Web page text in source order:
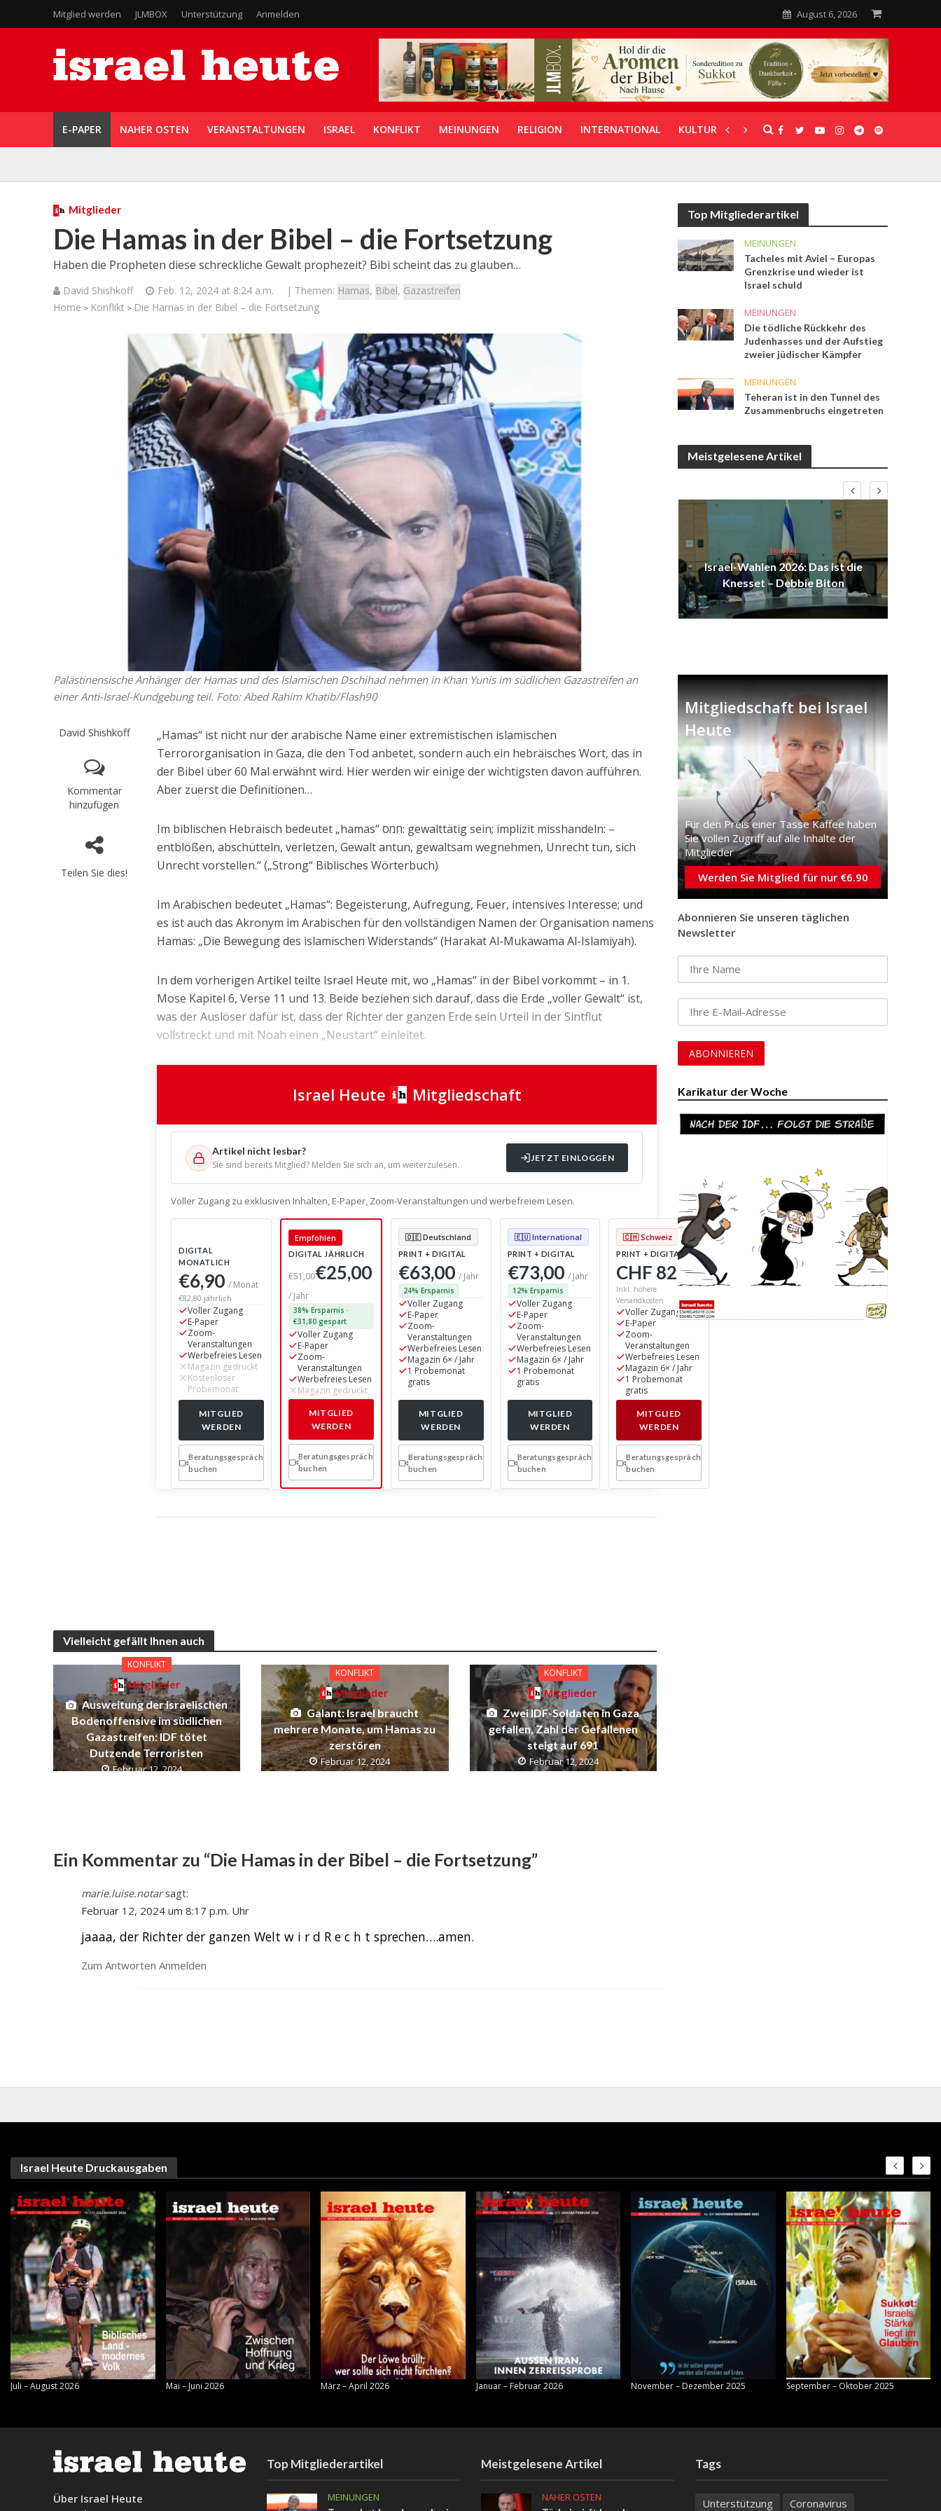
Mitglied werden JLMBOX Unterstützung Anmelden August 6, 2026
E-PAPER NAHER OSTEN VERANSTALTUNGEN ISRAEL KONFLIKT MEINUNGEN RELIGION INTERNATIONAL KULTUR UNTERSTÜTZUNG
Mitglieder
Die Hamas in der Bibel – die Fortsetzung
Haben die Propheten diese schreckliche Gewalt prophezeit? Bibi scheint das zu glauben…
David Shishkoff Feb. 12, 2024 at 8:24 a.m. | Themen: Hamas, Bibel, Gazastreifen
Home > Konflikt > Die Hamas in der Bibel – die Fortsetzung
Palästinensische Anhänger der Hamas und des Islamischen Dschihad nehmen in Khan Yunis im südlichen Gazastreifen an
einer Anti-Israel-Kundgebung teil. Foto: Abed Rahim Khatib/Flash90
David Shishkoff
Kommentar
hinzufügen
Teilen Sie dies!
„Hamas“ ist nicht nur der arabische Name einer extremistischen islamischen
Terrororganisation in Gaza, die den Tod anbetet, sondern auch ein hebräisches Wort, das in
der Bibel über 60 Mal erwähnt wird. Hier werden wir einige der wichtigsten davon aufführen.
Aber zuerst die Definitionen…
Im biblischen Hebräisch bedeutet „hamas“ חמס: gewalttätig sein; implizit misshandeln: –
entblößen, abschütteln, verletzen, Gewalt antun, gewaltsam wegnehmen, Unrecht tun, sich
Unrecht vorstellen.“ („Strong“ Biblisches Wörterbuch)
Im Arabischen bedeutet „Hamas“: Begeisterung, Aufregung, Feuer, intensives Interesse; und
es ist auch das Akronym im Arabischen für den vollständigen Namen der Organisation namens
Hamas: „Die Bewegung des islamischen Widerstands“ (Harakat Al-Mukawama Al-Islamiyah).
In dem vorherigen Artikel teilte Israel Heute mit, wo „Hamas“ in der Bibel vorkommt – in 1.
Mose Kapitel 6, Verse 11 und 13. Beide beziehen sich darauf, dass die Erde „voller Gewalt“ ist,
was der Auslöser dafür ist, dass der Richter der ganzen Erde sein Urteil in der Sintflut
vollstreckt und mit Noah einen „Neustart“ einleitet.
Israel Heute Mitgliedschaft
Artikel nicht lesbar?
Sie sind bereits Mitglied? Melden Sie sich an, um weiterzulesen.
JETZT EINLOGGEN
Voller Zugang zu exklusiven Inhalten, E-Paper, Zoom-Veranstaltungen und werbefreiem Lesen.
DIGITAL
MONATLICH
€6,90/ Monat
€82,80 jährlich
Voller Zugang
E-Paper
Zoom-
Veranstaltungen
Werbefreies Lesen
Magazin gedruckt
Kostenloser
Probemonat
MITGLIED
WERDEN
Beratungsgespräch
buchen
Empfohlen
DIGITAL JÄHRLICH
€51,00€25,00
/ Jahr
38% Ersparnis ·
€31,80 gespart
Voller Zugang
E-Paper
Zoom-
Veranstaltungen
Werbefreies Lesen
Magazin gedruckt
MITGLIED
WERDEN
Beratungsgespräch
buchen
🇩🇪 Deutschland
PRINT + DIGITAL
€63,00 / Jahr
24% Ersparnis
Voller Zugang
E-Paper
Zoom-
Veranstaltungen
Werbefreies Lesen
Magazin 6× / Jahr
1 Probemonat
gratis
MITGLIED
WERDEN
Beratungsgespräch
buchen
🇪🇺 International
PRINT + DIGITAL
€73,00 / Jahr
12% Ersparnis
Voller Zugang
E-Paper
Zoom-
Veranstaltungen
Werbefreies Lesen
Magazin 6× / Jahr
1 Probemonat
gratis
MITGLIED
WERDEN
Beratungsgespräch
buchen
🇨🇭 Schweiz
PRINT + DIGITAL
CHF 82 / Jahr
Inkl. höhere
Versandkosten
Voller Zugang
E-Paper
Zoom-
Veranstaltungen
Werbefreies Lesen
Magazin 6× / Jahr
1 Probemonat
gratis
MITGLIED
WERDEN
Beratungsgespräch
buchen
Vielleicht gefällt Ihnen auch
KONFLIKT
Mitglieder
Ausweitung der israelischen
Bodenoffensive im südlichen
Gazastreifen: IDF tötet
Dutzende Terroristen
Februar 12, 2024
KONFLIKT
Mitglieder
Galant: Israel braucht
mehrere Monate, um Hamas zu
zerstören
Februar 12, 2024
KONFLIKT
Mitglieder
Zwei IDF-Soldaten in Gaza
gefallen, Zahl der Gefallenen
steigt auf 691
Februar 12, 2024
Ein Kommentar zu “Die Hamas in der Bibel – die Fortsetzung”
marie.luise.notar sagt:
Februar 12, 2024 um 8:17 p.m. Uhr
jaaaa, der Richter der ganzen Welt w i r d R e c h t sprechen….amen.
Zum Antworten Anmelden
Top Mitgliederartikel
MEINUNGEN
Tacheles mit Aviel – Europas
Grenzkrise und wieder ist
Israel schuld
MEINUNGEN
Die tödliche Rückkehr des
Judenhasses und der Aufstieg
zweier jüdischer Kämpfer
MEINUNGEN
Teheran ist in den Tunnel des
Zusammenbruchs eingetreten
Meistgelesene Artikel
Israel
Israelische Wahlen 2026: Das ist
die Knesset – Moshe Abutbul
Israel
Israelische Wahlen 2026: Das ist
die Knesset – Vladimir Beliak
Israel
Israel-Wahlen 2026: Das ist die
Knesset – Debbie Biton
Mitgliedschaft bei Israel
Heute
Für den Preis einer Tasse Kaffee haben
Sie vollen Zugriff auf alle Inhalte der
Mitglieder
Werden Sie Mitglied für nur €6.90
Abonnieren Sie unseren täglichen
Newsletter
Karikatur der Woche
Israel Heute Druckausgaben
Juli – August 2026 Mai – Juni 2026 März – April 2026 Januar – Februar 2026 November – Dezember 2025 September – Oktober 2025
Über Israel Heute
Top Mitgliederartikel
MEINUNGEN
Meistgelesene Artikel
NAHER OSTEN
Tags
Unterstützung Coronavirus